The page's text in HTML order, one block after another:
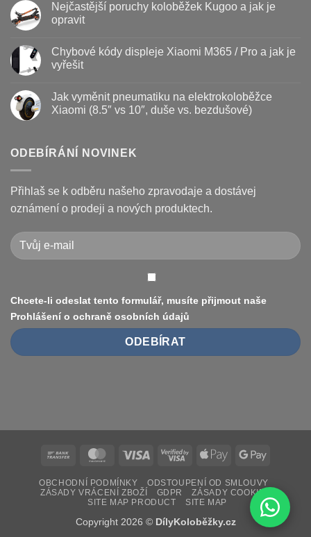
koloběžky
kdy
jak
prodloužit
životnost
u
s
vyměnit
brzdové
destičky
na
koloběžce
Nejčastější poruchy koloběžek Kugoo a jak je
opravit
u
textu
s
poruchy
koloběžek
Kugoo
opravit
Chybové kódy displeje Xiaomi M365 / Pro a jak je
vyřešit
textu
s
displeje
a
jak
je
Jak vyměnit pneumatiku na elektrokoloběžce
Xiaomi (8.5″ vs 10″, duše vs. bezdušové)
textu
vyměnit
pneumatiku
na
elektrokoloběžce
(8.5″
10″,
duše
ODEBÍRÁNÍ NOVINEK
Přihlaš se k odběru našeho zpravodaje a dostávej
oznámení o prodeji a nových produktech.
Chcete-li odeslat tento formulář, musíte přijmout naše
Prohlášení o ochraně osobních údajů
Bank
MasterCardVisa
Visa
Apple
Google
OBCHODNÍ PODMÍNKY
ODSTOUPENÍ OD SMLOUVY
ZÁSADY VRÁCENÍ ZBOŽÍ
GDPR
ZÁSADY COOKIES
SITE MAP PRODUCT
SITE MAP
Copyright 2026 © DílyKoloběžky.cz